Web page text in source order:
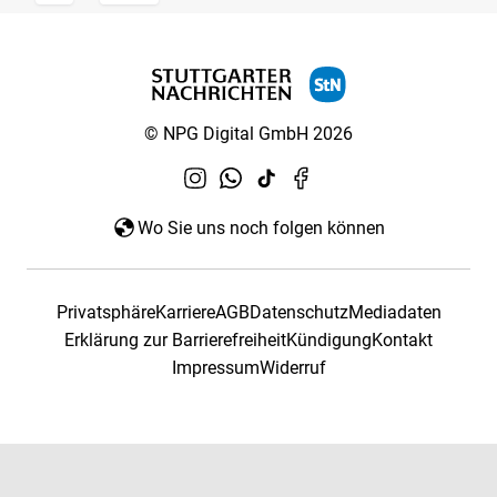
© NPG Digital GmbH 2026
Wo Sie uns noch folgen können
PrivatsphäreKarriereAGBDatenschutzMediadaten
Erklärung zur BarrierefreiheitKündigungKontakt
ImpressumWiderruf